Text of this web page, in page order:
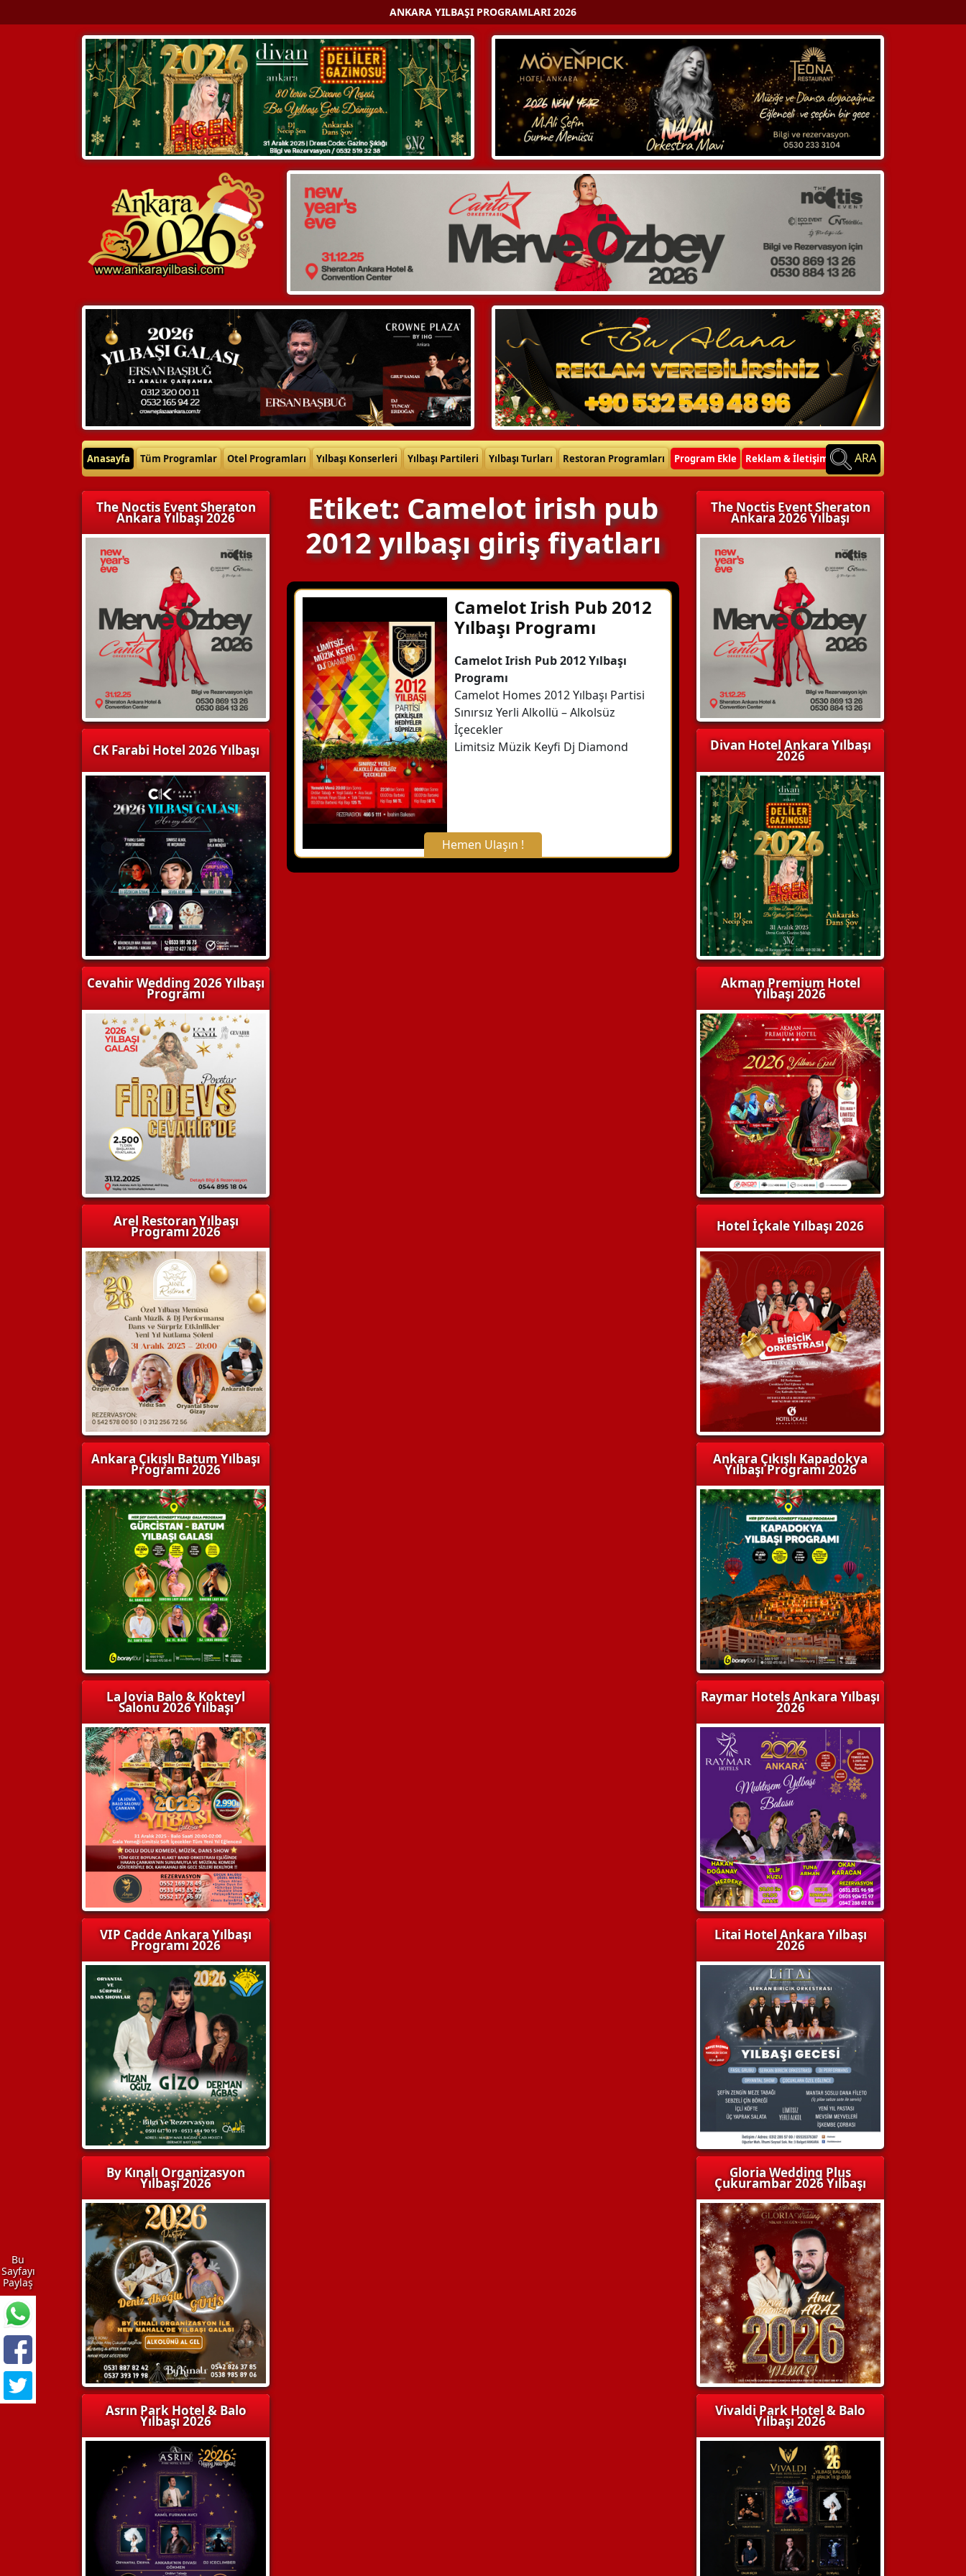
ANKARA YILBAŞI PROGRAMLARI 2026
Anasayfa Tüm Programlar Otel Programları Yılbaşı Konserleri Yılbaşı Partileri Yılbaşı Turları Restoran Programları Program Ekle Reklam & İletişim ARA
The Noctis Event Sheraton
Ankara Yılbaşı 2026
CK Farabi Hotel 2026 Yılbaşı
Cevahir Wedding 2026 Yılbaşı
Programı
Arel Restoran Yılbaşı
Programı 2026
Ankara Çıkışlı Batum Yılbaşı
Programı 2026
La Jovia Balo & Kokteyl
Salonu 2026 Yılbaşı
VIP Cadde Ankara Yılbaşı
Programı 2026
By Kınalı Organizasyon
Yılbaşı 2026
Asrın Park Hotel & Balo
Yılbaşı 2026
Etiket: Camelot irish pub
2012 yılbaşı giriş fiyatları
Camelot Irish Pub 2012
Yılbaşı Programı
Camelot Irish Pub 2012 Yılbaşı
Programı
Camelot Homes 2012 Yılbaşı Partisi
Sınırsız Yerli Alkollü – Alkolsüz
İçecekler
Limitsiz Müzik Keyfi Dj Diamond
Hemen Ulaşın !
X Kapat
The Noctis Event Sheraton
Ankara 2026 Yılbaşı
Divan Hotel Ankara Yılbaşı
2026
Akman Premium Hotel
Yılbaşı 2026
Hotel İçkale Yılbaşı 2026
Ankara Çıkışlı Kapadokya
Yılbaşı Programı 2026
Raymar Hotels Ankara Yılbaşı
2026
Litai Hotel Ankara Yılbaşı
2026
Gloria Wedding Plus
Çukurambar 2026 Yılbaşı
Vivaldi Park Hotel & Balo
Yılbaşı 2026
Bu
Sayfayı
Paylaş